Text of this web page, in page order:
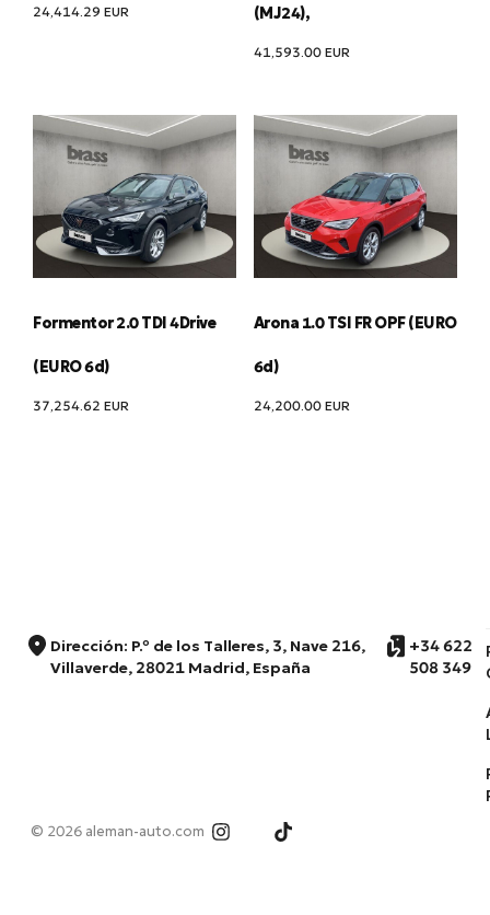
24,414.29 EUR (MJ24),
41,593.00 EUR
Formentor 2.0 TDI 4Drive
(EURO 6d)
37,254.62 EUR
Arona 1.0 TSI FR OPF (EURO
6d)
24,200.00 EUR
Dirección: P.º de los Talleres, 3, Nave 216,
Villaverde, 28021 Madrid, España
+34 622
508 349
© 2026 aleman-auto.com